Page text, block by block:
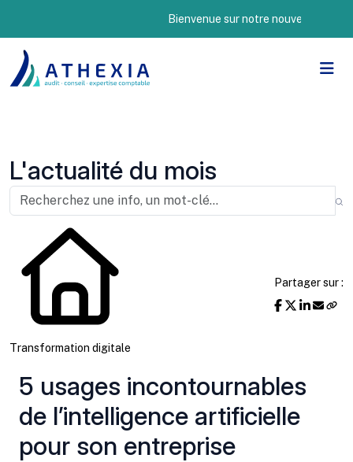
Bienvenue sur notre nouveau site
L'actualité du mois
Transformation digitale
Partager sur :
5 usages incontournables
de l’intelligence artificielle
pour son entreprise